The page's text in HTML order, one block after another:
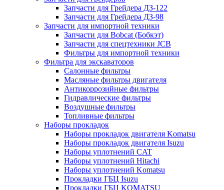
Запчасти для Грейдера ДЗ-122
Запчасти для Грейдера ДЗ-98
Запчасти для импортной техники
Запчасти для Bobcat (Бобкэт)
Запчасти для спецтехники JCB
Фильтры для импортной техники
Фильтра для экскаваторов
Салонные фильтры
Масляные фильтры двигателя
Антикоррозийные фильтры
Гидравлические фильтры
Воздушные фильтры
Топливные фильтры
Наборы прокладок
Наборы прокладок двигателя Komatsu
Наборы прокладок двигателя Isuzu
Наборы уплотнений CAT
Наборы уплотнений Hitachi
Наборы уплотнений Komatsu
Прокладки ГБЦ Isuzu
Прокладки ГБЦ KOMATSU